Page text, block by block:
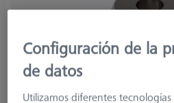
Configuración de la
de datos
Utilizamos diferentes